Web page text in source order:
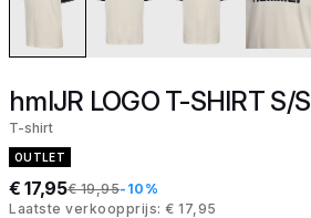
hmlJR LOGO T-SHIRT S/S
T-shirt
OUTLET
€ 17,95€ 19,95-10%
Laatste verkoopprijs: € 17,95